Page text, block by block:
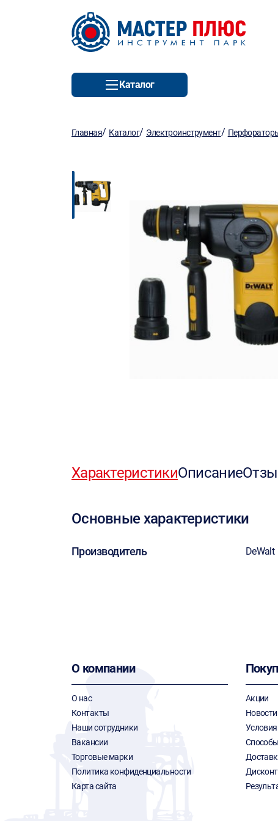
Каталог
Главная/ Каталог/ Электроинструмент/
ХарактеристикиОписание
Основные характеристики
Производитель DeWalt
О компании
О нас
Контакты
Наши сотрудники
Вакансии
Торговые марки
Политика конфиденциальности
Карта сайта
Акции
Новости